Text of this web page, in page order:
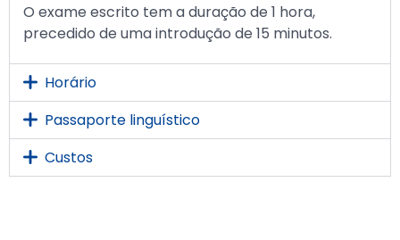
O exame escrito tem a duração de 1 hora,
precedido de uma introdução de 15 minutos.
Horário
Passaporte linguístico
Custos